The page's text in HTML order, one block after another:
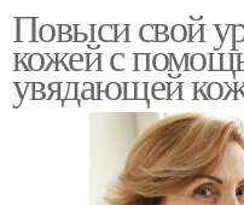
Повыси свой
кожей с
увядающей